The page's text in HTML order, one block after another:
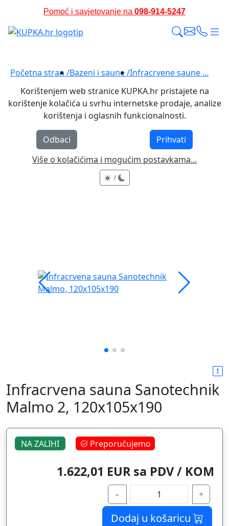
Pomoć i savjetovanje na 098-914-5247
Početna stran /Bazeni i saune /Infracrvene saune ...
Korištenjem web stranice KUPKA.hr pristajete na
korištenje kolačića u svrhu internetske prodaje, analize
korištenja i oglasnih funkcionalnosti.
Odbaci
Prihvati
Više o kolačićima i mogućim postavkama...
/
Infracrvena sauna Sanotechnik
Malmo 2, 120x105x190
NA ZALIHI Preporučujemo
1.622,01 EUR sa PDV / KOM
− +
Dodaj u košaricu